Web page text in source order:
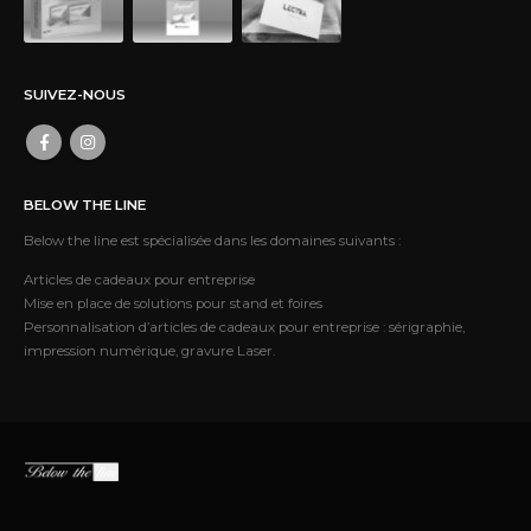
SUIVEZ-NOUS
BELOW THE LINE
Below the line est spécialisée dans les domaines suivants :
Articles de cadeaux pour entreprise
Mise en place de solutions pour stand et foires
Personnalisation d’articles de cadeaux pour entreprise : sérigraphie,
impression numérique, gravure Laser.